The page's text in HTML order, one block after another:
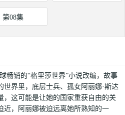
第08集
畅销的“格里莎世界”小说改编，故事
界里，底层士兵、孤女阿丽娜·斯达
，这可能是让她的国家重获自由的关
近，阿丽娜被迫远离她所熟知的一